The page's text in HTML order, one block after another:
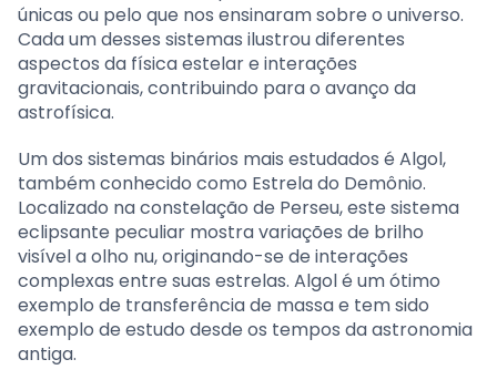
únicas ou pelo que nos ensinaram sobre o universo.
Cada um desses sistemas ilustrou diferentes
aspectos da física estelar e interações
gravitacionais, contribuindo para o avanço da
astrofísica.
Um dos sistemas binários mais estudados é Algol,
também conhecido como Estrela do Demônio.
Localizado na constelação de Perseu, este sistema
eclipsante peculiar mostra variações de brilho
visível a olho nu, originando-se de interações
complexas entre suas estrelas. Algol é um ótimo
exemplo de transferência de massa e tem sido
exemplo de estudo desde os tempos da astronomia
antiga.